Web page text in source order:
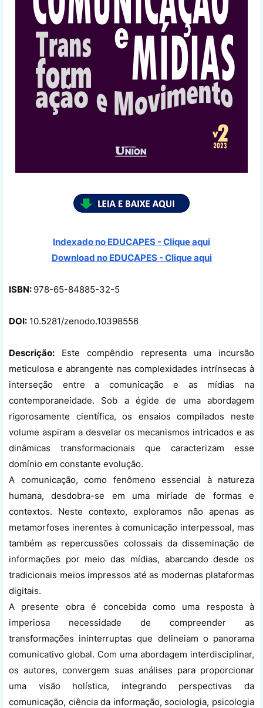
Indexado no EDUCAPES - Clique aqui
Download no EDUCAPES - Clique aqui
ISBN: 978-65-84885-32-5
DOI: 10.5281/zenodo.10398556
Descrição: Este compêndio representa uma incursão
meticulosa e abrangente nas complexidades intrínsecas à
interseção entre a comunicação e as mídias na
contemporaneidade. Sob a égide de uma abordagem
rigorosamente científica, os ensaios compilados neste
volume aspiram a desvelar os mecanismos intricados e as
dinâmicas transformacionais que caracterizam esse
domínio em constante evolução.
A comunicação, como fenômeno essencial à natureza
humana, desdobra-se em uma miríade de formas e
contextos. Neste contexto, exploramos não apenas as
metamorfoses inerentes à comunicação interpessoal, mas
também as repercussões colossais da disseminação de
informações por meio das mídias, abarcando desde os
tradicionais meios impressos até as modernas plataformas
digitais.
A presente obra é concebida como uma resposta à
imperiosa necessidade de compreender as
transformações ininterruptas que delineiam o panorama
comunicativo global. Com uma abordagem interdisciplinar,
os autores, convergem suas análises para proporcionar
uma visão holística, integrando perspectivas da
comunicação, ciência da informação, sociologia, psicologia